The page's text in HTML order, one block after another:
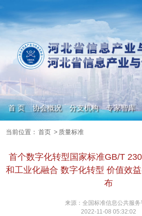
首 页 协会概况 分支机构 专家智库
政策信息 人才集市
当前位置： 首页 > 质量标准
首个数字化转型国家标准GB/T
和工业化融合 数字化转型 价值效
布
来源：全国标准信息公共服务
2022-11-08 05:32:02